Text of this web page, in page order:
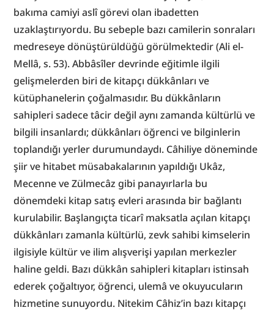
bakıma camiyi aslî görevi olan ibadetten
uzaklaştırıyordu. Bu sebeple bazı camilerin sonraları
medreseye dönüştürüldüğü görülmektedir (Ali el-
Mellâ, s. 53). Abbâsîler devrinde eğitimle ilgili
gelişmelerden biri de kitapçı dükkânları ve
kütüphanelerin çoğalmasıdır. Bu dükkânların
sahipleri sadece tâcir değil aynı zamanda kültürlü ve
bilgili insanlardı; dükkânları öğrenci ve bilginlerin
toplandığı yerler durumundaydı. Câhiliye döneminde
şiir ve hitabet müsabakalarının yapıldığı Ukâz,
Mecenne ve Zülmecâz gibi panayırlarla bu
dönemdeki kitap satış evleri arasında bir bağlantı
kurulabilir. Başlangıçta ticarî maksatla açılan kitapçı
dükkânları zamanla kültürlü, zevk sahibi kimselerin
ilgisiyle kültür ve ilim alışverişi yapılan merkezler
haline geldi. Bazı dükkân sahipleri kitapları istinsah
ederek çoğaltıyor, öğrenci, ulemâ ve okuyucuların
hizmetine sunuyordu. Nitekim Câhiz’in bazı kitapçı